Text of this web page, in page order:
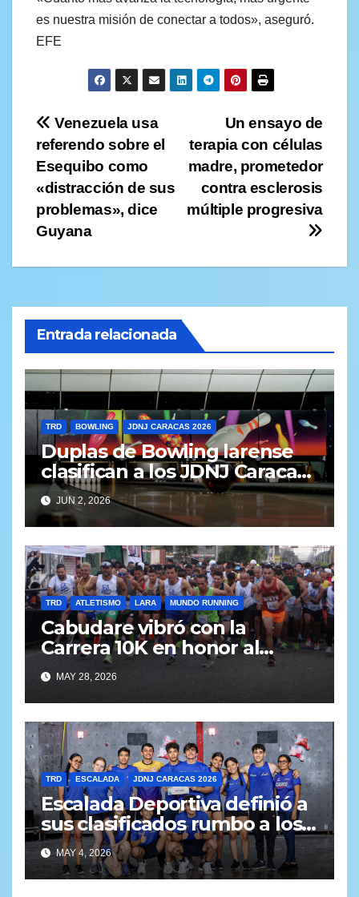
es nuestra misión de conectar a todos», aseguró.
EFE
Navegación
de
entradas
Un ensayo de
terapia con células
madre, prometedor
contra esclerosis
múltiple progresiva
Venezuela usa
referendo sobre el
Esequibo como
«distracción de sus
problemas», dice
Guyana
Entrada relacionada
TRD BOWLING JDNJ CARACAS 2026
Duplas de Bowling larense
clasifican a los JDNJ Caracas
2026
JUN 2, 2026
TRD ATLETISMO LARA MUNDO RUNNING
Cabudare vibró con la
Carrera 10K en honor al
General Jacinto Lara (Galería
y Resultados)
MAY 28, 2026
TRD ESCALADA JDNJ CARACAS 2026
Escalada Deportiva definió a
sus clasificados rumbo a los
Juegos Deportivos
Nacionales Juveniles Caracas
2026
MAY 4, 2026